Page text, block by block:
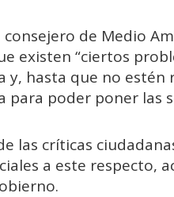
de Medio
existen “ciertos
y, hasta que no estén
para poder poner las
las críticas
a este respecto,